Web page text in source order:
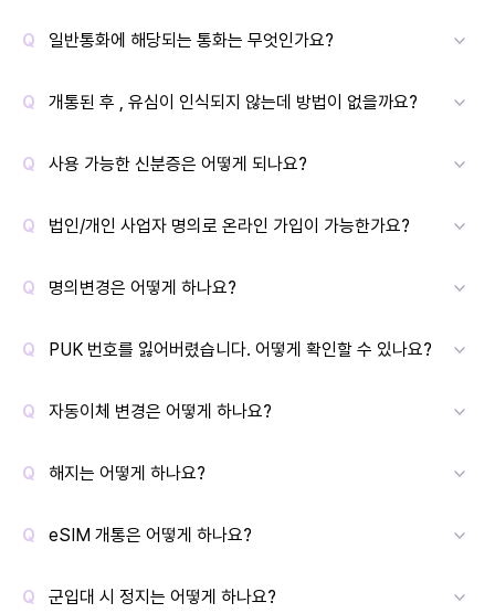
일반통화에 해당되는 통화는 무엇인가요?
개통된 후 , 유심이 인식되지 않는데 방법이 없을까요?
사용 가능한 신분증은 어떻게 되나요?
법인/개인 사업자 명의로 온라인 가입이 가능한가요?
명의변경은 어떻게 하나요?
PUK 번호를 잃어버렸습니다. 어떻게 확인할 수 있나요?
자동이체 변경은 어떻게 하나요?
해지는 어떻게 하나요?
eSIM 개통은 어떻게 하나요?
군입대 시 정지는 어떻게 하나요?